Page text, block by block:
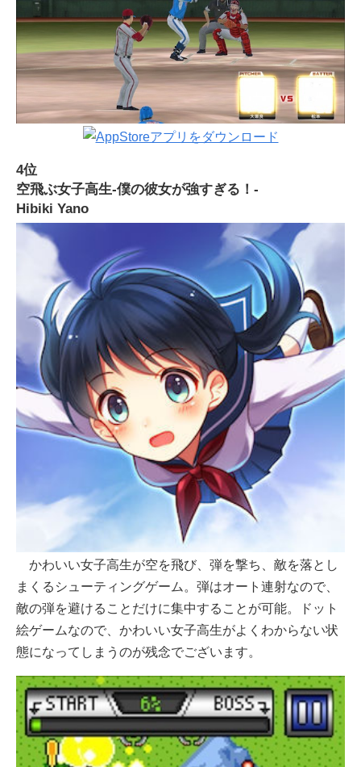
4位
空飛ぶ女子高生-僕の彼女が強すぎる！-
Hibiki Yano
かわいい女子高生が空を飛び、弾を撃ち、敵を落とし
まくるシューティングゲーム。弾はオート連射なので、
敵の弾を避けることだけに集中することが可能。ドット
絵ゲームなので、かわいい女子高生がよくわからない状
態になってしまうのが残念でございます。